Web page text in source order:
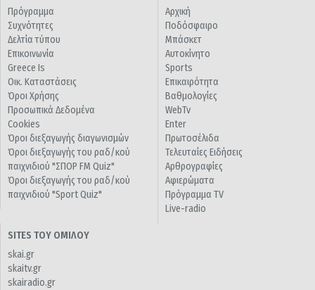
Πρόγραμμα
Συχνότητες
Δελτία τύπου
Επικοινωνία
Greece Is
Οικ. Καταστάσεις
Όροι Χρήσης
Προσωπικά Δεδομένα
Cookies
Όροι διεξαγωγής διαγωνισμών
Όροι διεξαγωγής του ραδ/κού
παιχνιδιού "ΣΠΟΡ FM Quiz"
Όροι διεξαγωγής του ραδ/κού
παιχνιδιού "Sport Quiz"
Αρχική
Ποδόσφαιρο
Μπάσκετ
Αυτοκίνητο
Sports
Επικαιρότητα
Βαθμολογίες
WebTv
Enter
Πρωτοσέλιδα
Τελευταίες Ειδήσεις
Αρθρογραφίες
Αφιερώματα
Πρόγραμμα TV
Live-radio
SITES ΤΟΥ ΟΜΙΛΟΥ
skai.gr
skaitv.gr
skairadio.gr